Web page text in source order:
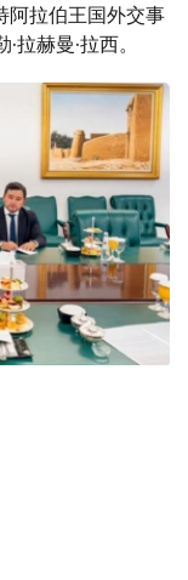
阿拉伯王国外交事
赫曼·拉西。